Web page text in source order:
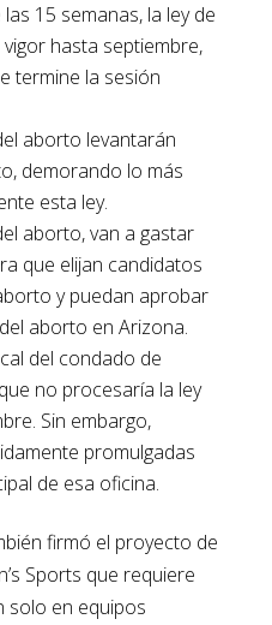
15 semanas, la ley de
hasta septiembre,
termine la sesión
aborto levantarán
demorando lo más
esta ley.
aborto, van a gastar
que elijan candidatos
y puedan aprobar
aborto en Arizona.
del condado de
no procesaría la ley
Sin embargo,
promulgadas
de esa oficina.
firmó el proyecto de
Sports que requiere
solo en equipos